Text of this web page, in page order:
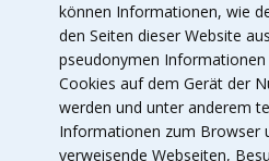
können Informationen, wie
den Seiten dieser Website
pseudonymen
Cookies auf dem Gerät der
werden und unter anderem
Informationen zum Browser
verweisende Webseiten,